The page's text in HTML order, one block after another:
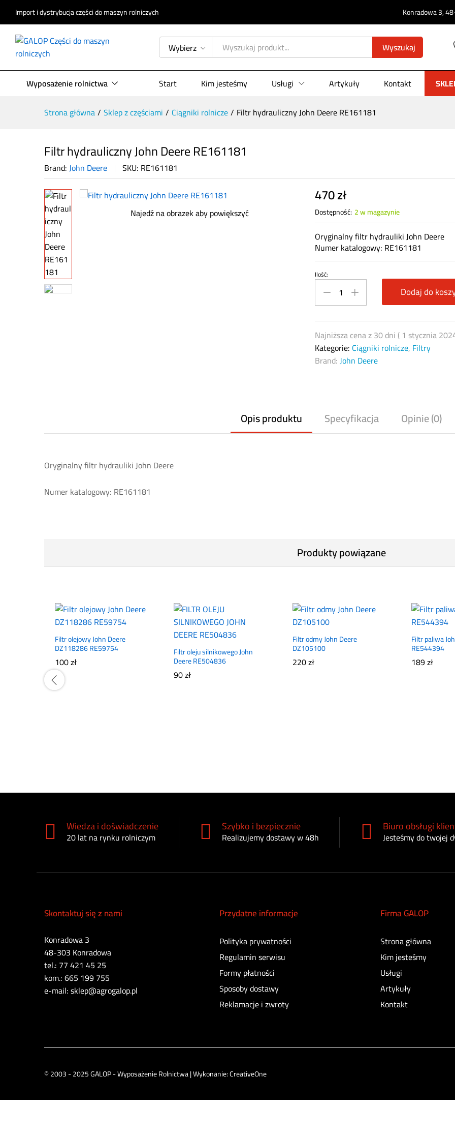
Import i dystrybucja części do maszyn rolniczych Konradowa 3,
Wybierz Wyszukaj
Wyposażenie rolnictwa Start Kim jesteśmy Usługi Artykuły Kontakt
Strona główna/ Sklep z częściami / Ciągniki rolnicze/ Filtr hydrauliczny John Deere RE161181
Filtr hydrauliczny John Deere RE161181
Brand:John Deere SKU: RE161181
Najedź na obrazek aby powiększyć
470zł
Dostępność: 2 w magazynie
Oryginalny filtr hydrauliki John Deere
Numer katalogowy: RE161181
Filtr
hydrauliczny
John
quantity
Ilość:
Dodaj do
Najniższa cena z 30 dni ( 1 stycznia
Kategorie: Ciągniki rolnicze, Filtry
Brand:John Deere
Opis produktu Specyfikacja Opinie (0)
Oryginalny filtr hydrauliki John Deere
Numer katalogowy: RE161181
Produkty powiązane
Filtr olejowy John Deere
DZ118286 RE59754
100zł
Filtr oleju silnikowego John
Deere RE504836
90zł
Filtr odmy John Deere
DZ105100
220zł
Filtr paliwa
RE544394
189zł
Wiedza i doświadczenie
20 lat na rynku rolniczym
Szybko i bezpiecznie
Realizujemy dostawy w 48h
Biuro obsługi
Jesteśmy do twojej
Skontaktuj się z nami
Konradowa 3
48-303 Konradowa
tel.: 77 421 45 25
kom.: 665 199 755
e-mail: sklep@agrogalop.pl
Przydatne informacje
Polityka prywatności
Regulamin serwisu
Formy płatności
Sposoby dostawy
Reklamacje i zwroty
Firma GALOP
Strona główna
Kim jesteśmy
Usługi
Artykuły
Kontakt
© 2003 - 2025 GALOP - Wyposażenie Rolnictwa | Wykonanie:CreativeOne
Filtr hydrauliczny John Deere RE161181
Opis produktu Specyfikacja Opinie (0)